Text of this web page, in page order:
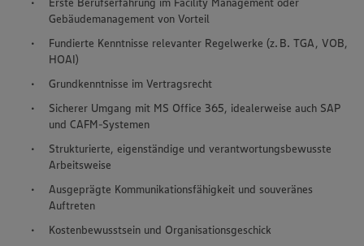
Gebäudemanagement von Vorteil
Fundierte Kenntnisse relevanter Regelwerke (z. B. TGA, VOB,
HOAI)
Grundkenntnisse im Vertragsrecht
Sicherer Umgang mit MS Office 365, idealerweise auch SAP
und CAFM-Systemen
Strukturierte, eigenständige und verantwortungsbewusste
Arbeitsweise
Ausgeprägte Kommunikationsfähigkeit und souveränes
Auftreten
Kostenbewusstsein und Organisationsgeschick